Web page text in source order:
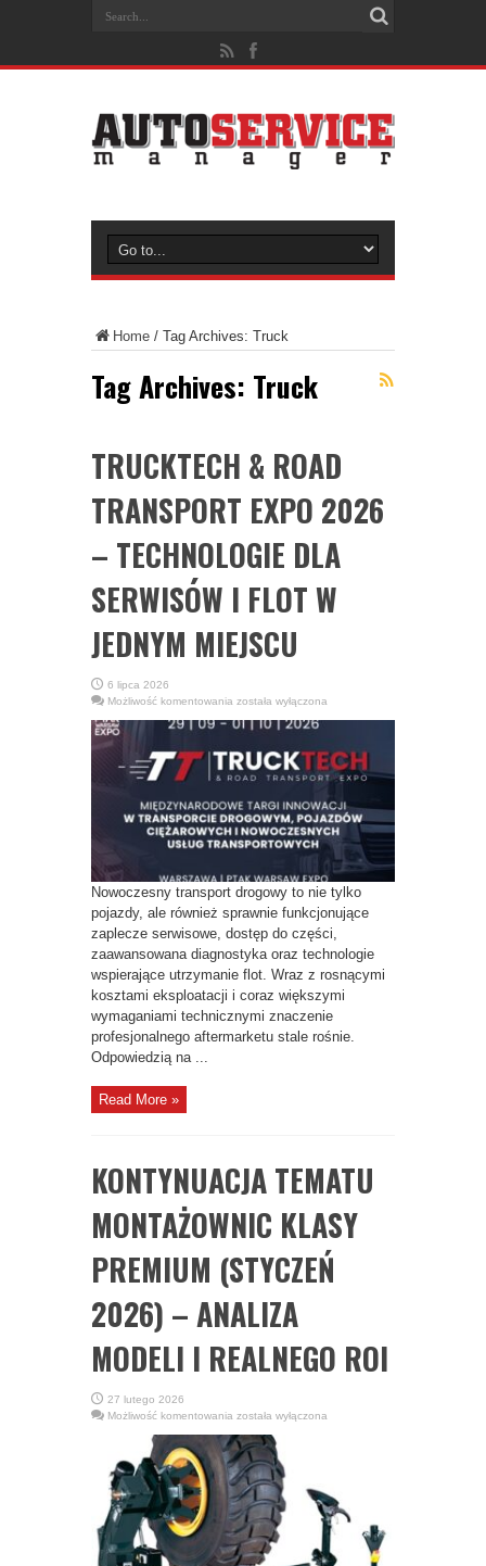
Home / Tag Archives: Truck
Tag Archives: Truck
TRUCKTECH & ROAD
TRANSPORT EXPO 2026
– TECHNOLOGIE DLA
SERWISÓW I FLOT W
JEDNYM MIEJSCU
6 lipca 2026
Możliwość komentowania TRUCKTECH
ROAD
2026
–
TECHNOLOGIE
SERWISÓW
I
FLOT
W
została wyłączona
Nowoczesny transport drogowy to nie tylko
pojazdy, ale również sprawnie funkcjonujące
zaplecze serwisowe, dostęp do części,
zaawansowana diagnostyka oraz technologie
wspierające utrzymanie flot. Wraz z rosnącymi
kosztami eksploatacji i coraz większymi
wymaganiami technicznymi znaczenie
profesjonalnego aftermarketu stale rośnie.
Odpowiedzią na ...
Read More »
KONTYNUACJA TEMATU
MONTAŻOWNIC KLASY
PREMIUM (STYCZEŃ
2026) – ANALIZA
MODELI I REALNEGO ROI
27 lutego 2026
Możliwość komentowania KONTYNUACJA
MONTAŻOWNIC
KLASY
PREMIUM
(STYCZEŃ
2026)
–
ANALIZA
MODELI
I
REALNEGO
ROI
została wyłączona